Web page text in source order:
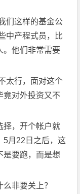
们这样的基金公
中产程式员，比
。他们非常需要
太行，面对这个
竟对外投资又不
择，开个帐户就
5月22日之后，这
是要跑，而是想
非要关上？